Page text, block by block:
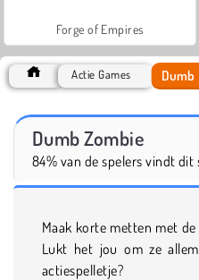
Forge of Empires
Actie Games
Dumb Zombie
84% van de spelers vindt dit
Maak korte metten met
Lukt het jou om ze
actiespelletje?